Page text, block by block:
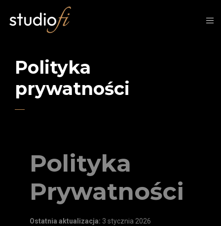
Polityka
prywatności
Polityka
Prywatności
Ostatnia aktualizacja: 3 stycznia 2026